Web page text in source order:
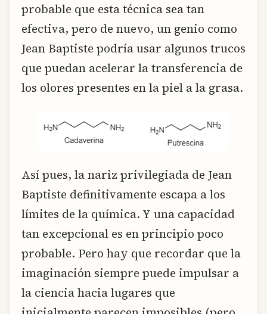
probable que esta técnica sea tan
efectiva, pero de nuevo, un genio como
Jean Baptiste podría usar algunos trucos
que puedan acelerar la transferencia de
los olores presentes en la piel a la grasa.
Así pues, la nariz privilegiada de Jean
Baptiste definitivamente escapa a los
límites de la química. Y una capacidad
tan excepcional es en principio poco
probable. Pero hay que recordar que la
imaginación siempre puede impulsar a
la ciencia hacia lugares que